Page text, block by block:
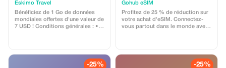
Eskimo Travel
Bénéficiez de 1 Go de données
mondiales offertes d'une valeur de
7 USD ! Conditions générales : •
Gohub eSIM
Profitez de 25 % de réduction sur
votre achat d'eSIM. Connectez-
vous partout dans le monde avec
-25% -25%